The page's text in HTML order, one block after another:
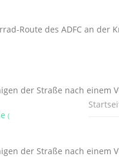
Route des ADFC an der
der Straße nach einem
(
der Straße nach einem